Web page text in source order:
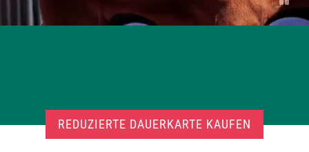
REDUZIERTE DAUERKARTE KAUFEN